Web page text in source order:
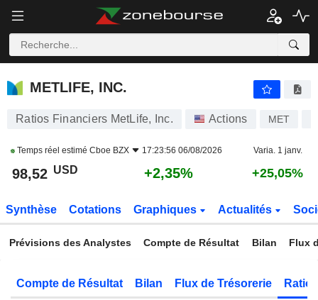
METLIFE, INC.
METLIFE, INC.
Ratios Financiers MetLife, Inc. Actions MET
Temps réel estimé Cboe BZX 17:23:56 06/08/2026 Varia. 1 janv.
98,52 USD +2,35% +25,05%
Synthèse Cotations Graphiques Actualités
Prévisions des Analystes Compte de Résultat Bilan Flux
Compte de Résultat Bilan Flux de Trésorerie